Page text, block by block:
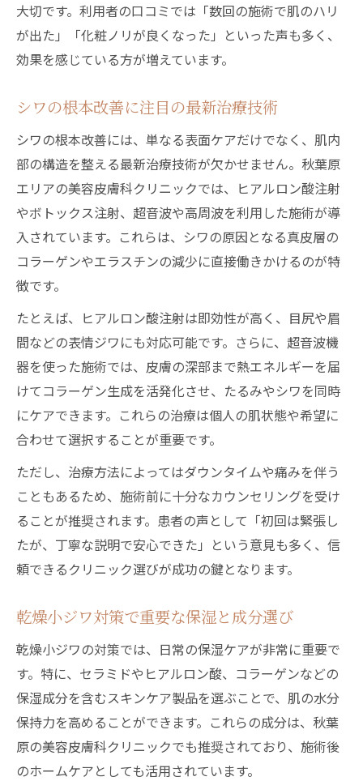
大切です。利用者の口コミでは「数回の施術で肌のハリ
が出た」「化粧ノリが良くなった」といった声も多く、
効果を感じている方が増えています。
シワの根本改善に注目の最新治療技術
シワの根本改善には、単なる表面ケアだけでなく、肌内
部の構造を整える最新治療技術が欠かせません。秋葉原
エリアの美容皮膚科クリニックでは、ヒアルロン酸注射
やボトックス注射、超音波や高周波を利用した施術が導
入されています。これらは、シワの原因となる真皮層の
コラーゲンやエラスチンの減少に直接働きかけるのが特
徴です。
たとえば、ヒアルロン酸注射は即効性が高く、目尻や眉
間などの表情ジワにも対応可能です。さらに、超音波機
器を使った施術では、皮膚の深部まで熱エネルギーを届
けてコラーゲン生成を活発化させ、たるみやシワを同時
にケアできます。これらの治療は個人の肌状態や希望に
合わせて選択することが重要です。
ただし、治療方法によってはダウンタイムや痛みを伴う
こともあるため、施術前に十分なカウンセリングを受け
ることが推奨されます。患者の声として「初回は緊張し
たが、丁寧な説明で安心できた」という意見も多く、信
頼できるクリニック選びが成功の鍵となります。
乾燥小ジワ対策で重要な保湿と成分選び
乾燥小ジワの対策では、日常の保湿ケアが非常に重要で
す。特に、セラミドやヒアルロン酸、コラーゲンなどの
保湿成分を含むスキンケア製品を選ぶことで、肌の水分
保持力を高めることができます。これらの成分は、秋葉
原の美容皮膚科クリニックでも推奨されており、施術後
のホームケアとしても活用されています。